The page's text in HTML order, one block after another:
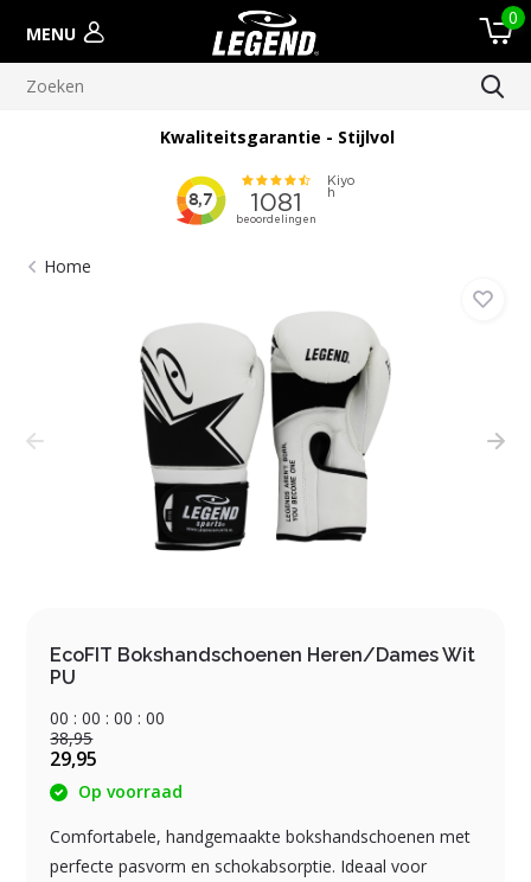
MENU
0
Kwaliteitsgarantie - Stijlvol
Home
EcoFIT Bokshandschoenen Heren/Dames Wit
PU
00 :00 :00 :00
38,95
29,95
Op voorraad
Comfortabele, handgemaakte bokshandschoenen met
perfecte pasvorm en schokabsorptie. Ideaal voor